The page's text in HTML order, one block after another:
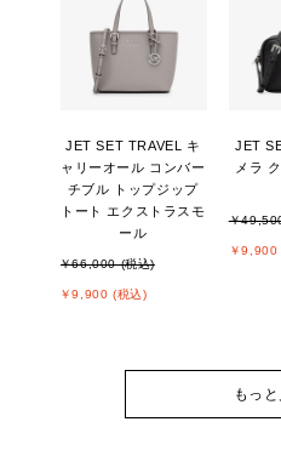
JET SET TRAVEL キ
ャリーオール コンバー
チブル トップジップ
トート エクストラスモ
ール
￥66,000 (税込)
￥9,900 (税込)
JET
メラ
￥
￥9,900
もっ